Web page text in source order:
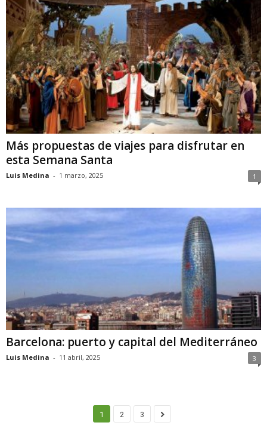
Más propuestas de viajes para disfrutar en
esta Semana Santa
Luis Medina - 1 marzo, 2025 1
Barcelona: puerto y capital del Mediterráneo
Luis Medina - 11 abril, 2025 3
1 2 3